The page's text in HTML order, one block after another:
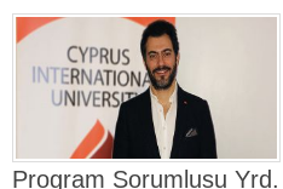
Program Sorumlusu